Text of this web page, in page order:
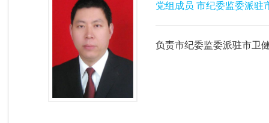
党组成员 市纪委监委派驻
负责市纪委监委派驻市卫